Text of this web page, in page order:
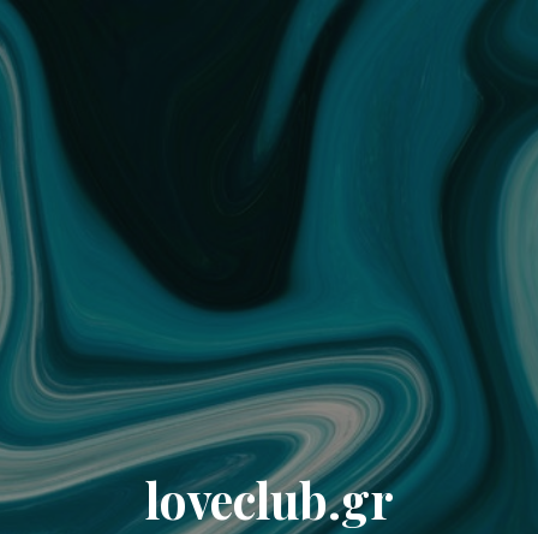
loveclub.gr